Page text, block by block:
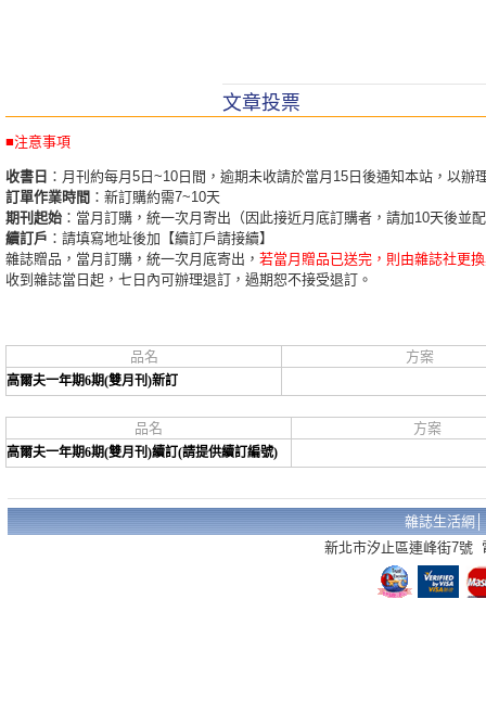
文章投票
■注意事項
收書日 ：月刊約每月5日~10日間，逾期未收請於當月15日後通知本站，以辦
訂單作業時間 ：新訂購約需7~10天
期刊起始 ：當月訂購，統一次月寄出（因此接近月底訂購者，請加10天後並
續訂戶 ：請填寫地址後加【續訂戶請接續】
雜誌贈品，當月訂購，統一次月底寄出， 若當月贈品已送完，則由雜誌社更
收到雜誌當日起，七日內可辦理退訂，過期恕不接受退訂。
品名 方案
高爾夫一年期6期(雙月刊)新訂
品名 方案
高爾夫一年期6期(雙月刊)續訂(請提供續訂編號)
雜誌生活網
新北市汐止區連峰街7號